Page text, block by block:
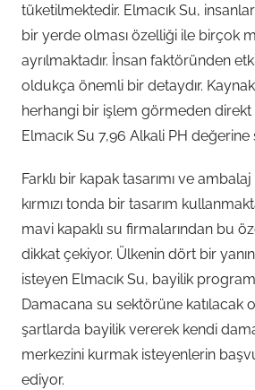
tüketilmektedir. Elmacık Su,
bir yerde olması özelliği ile birçok
ayrılmaktadır. İnsan faktöründen
oldukça önemli bir detaydır.
herhangi bir işlem görmeden direkt
Elmacık Su 7,96 Alkali PH değerine
Farklı bir kapak tasarımı ve
kırmızı tonda bir tasarım
mavi kapaklı su firmalarından bu
dikkat çekiyor. Ülkenin dört bir
isteyen Elmacık Su, bayilik
Damacana su sektörüne katılacak
şartlarda bayilik vererek kendi
merkezini kurmak isteyenlerin
ediyor.